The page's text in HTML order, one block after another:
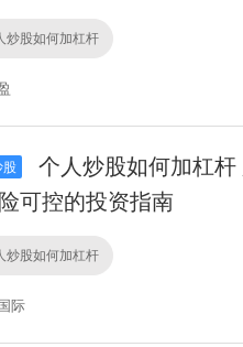
炒股如何加杠杆
股
个人炒股如何加杠
可控的投资指南
炒股如何加杠杆
际